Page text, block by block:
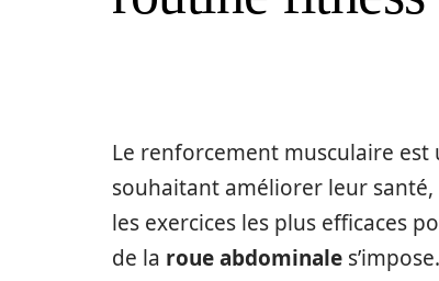
Le renforcement musculaire
souhaitant améliorer leur
les exercices les plus efficaces
de la roue abdominale